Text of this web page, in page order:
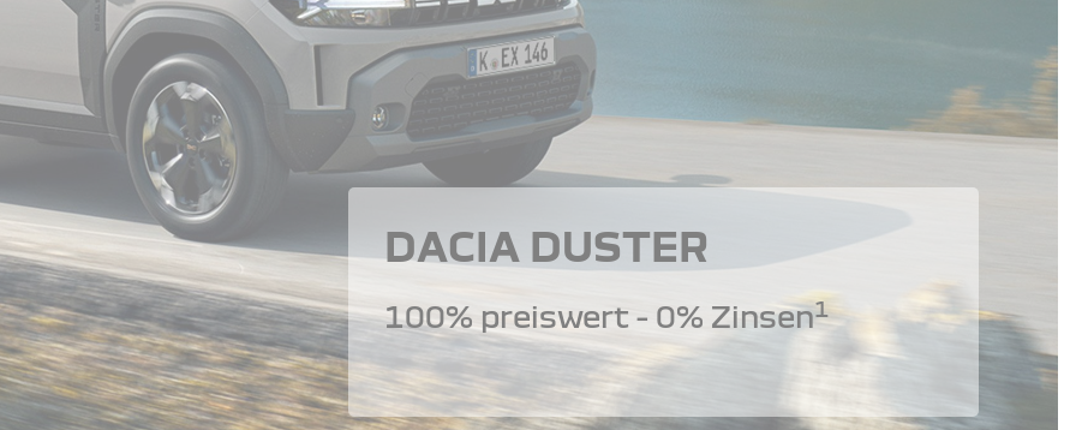
DACIA DUSTER
100% preiswert - 0% Zinsen1